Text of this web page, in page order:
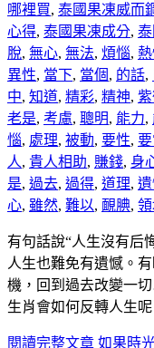
哪裡買, 泰國果凍威而
心得, 泰國果凍成分,
脫, 無心, 無法, 煩惱,
異性, 當下, 當個, 的話,
中, 知道, 精彩, 精神,
老是, 考慮, 聰明, 能力,
惱, 處理, 被動, 要性,
人, 貴人相助, 賺錢, 身
是, 過去, 過得, 道理,
心, 雖然, 難以, 靦腆,
有句話說“人生沒有后
人生也難免有遺憾。
機，回到過去改變一
生肖會如何反轉人生
閱讀完整文章 如果時